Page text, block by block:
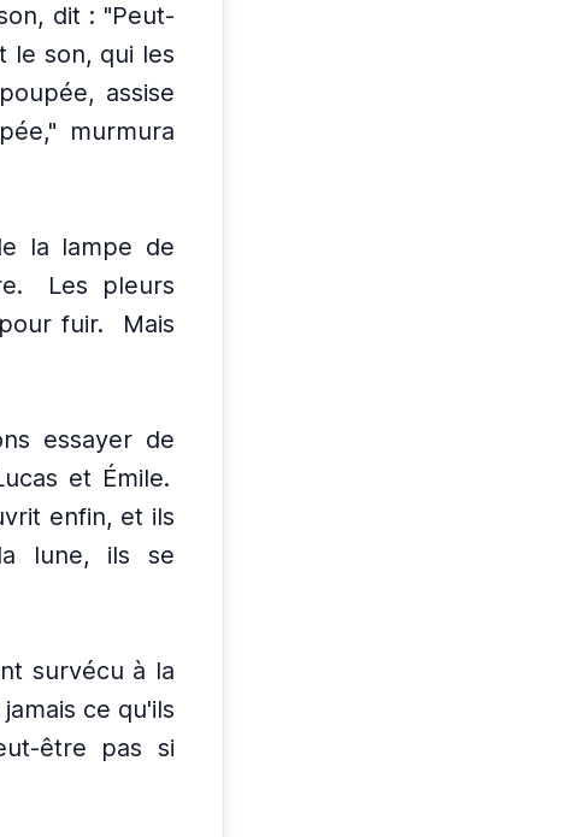
dit : "Peut-
le son, qui les
assise
murmura
la lampe de
Les pleurs
fuir.
Mais
essayer de
et Émile.
enfin, et ils
lune, ils se
survécu à la
ce qu'ils
être pas si